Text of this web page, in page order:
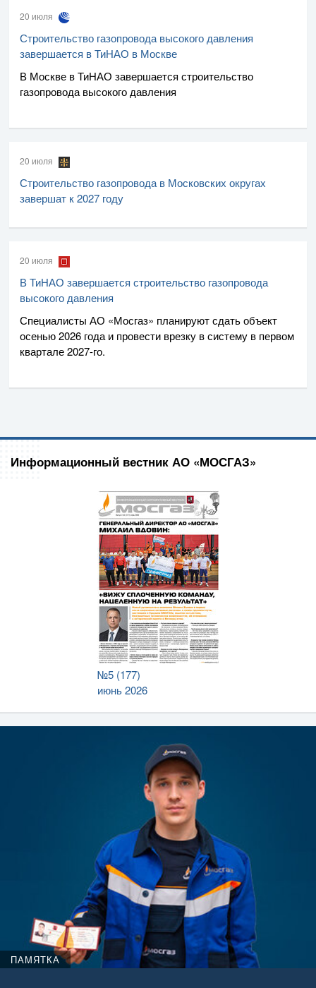
20 июля
Строительство газопровода высокого давления
завершается в ТиНАО в Москве
В Москве в ТиНАО завершается строительство
газопровода высокого давления
20 июля
Строительство газопровода в Московских округах
завершат к 2027 году
20 июля
В ТиНАО завершается строительство газопровода
высокого давления
Специалисты АО «Мосгаз» планируют сдать объект
осенью 2026 года и провести врезку в систему в первом
квартале2027-го.
Информационный вестник АО «МОСГАЗ»
№5 (177)
июнь 2026
ПАМЯТКА